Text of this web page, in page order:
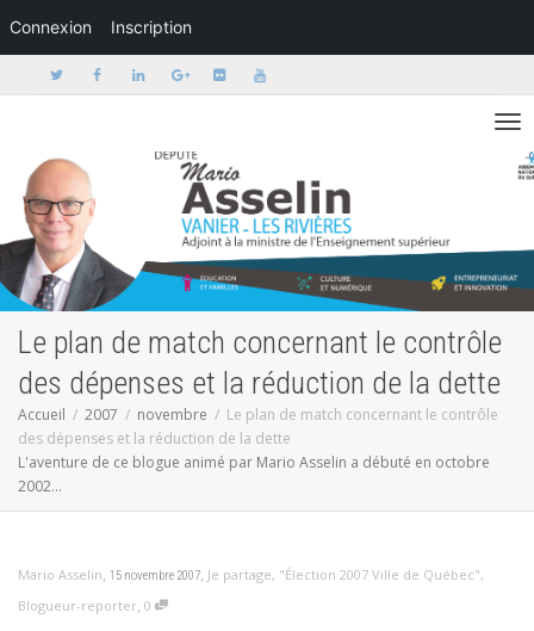
Connexion Inscription
Activer/
Le plan de match concernant le contrôle
des dépenses et la réduction de la dette
Accueil 2007 novembre
Le plan de match concernant le contrôle
des dépenses et la réduction de la dette
L'aventure de ce blogue animé par Mario Asselin a débuté en octobre
2002...
Mario Asselin, 15 novembre 2007, Je partage, "Élection 2007 Ville de Québec",
Blogueur-reporter, 0